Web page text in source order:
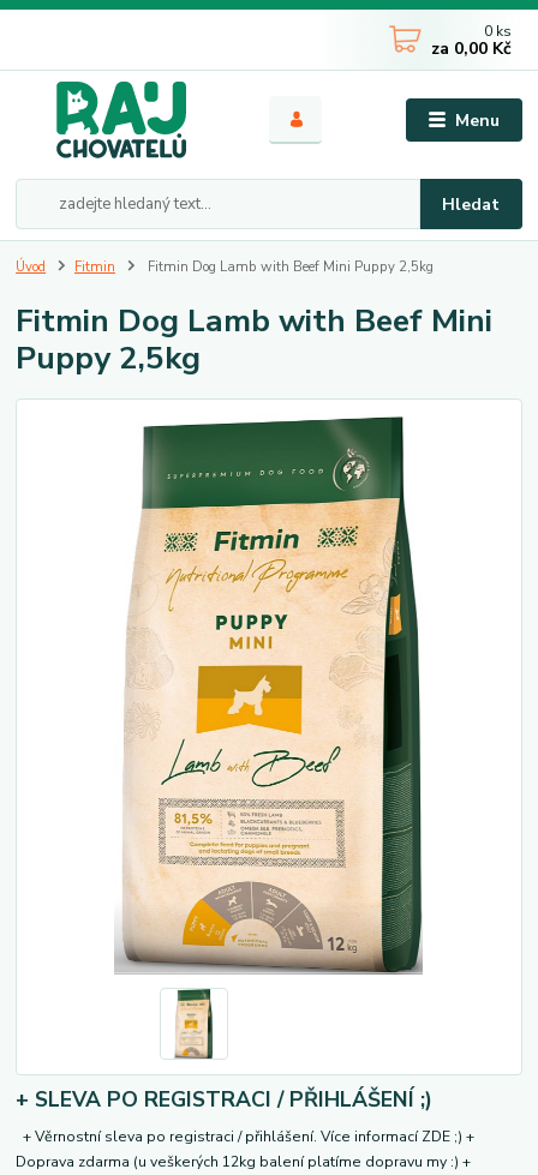
Menu
Hledat
0 ks
za 0,00 Kč
Úvod Fitmin Fitmin Dog Lamb with Beef Mini Puppy 2,5kg
Fitmin Dog Lamb with Beef Mini
Puppy 2,5kg
+ SLEVA PO REGISTRACI / PŘIHLÁŠENÍ ;)
+ Věrnostní sleva po registraci / přihlášení. Více informací ZDE ;) +
Doprava zdarma (u veškerých 12kg balení platíme dopravu my :) +